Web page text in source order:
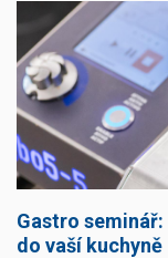
Gastro
do vaší kuchyně